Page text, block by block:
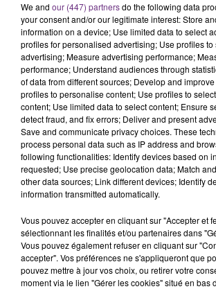
7 août 2026
LA CENTRALE NUCLÉAIRE DE
TOUJOURS À L'ARRÊT
Cela fait déjà une semaine que la
nucléaire ardennaise est à l'arrêt.
justifiée par la sécheresse intense
présente.
7 août 2026
LE MAGASIN JOUÉCLUB DE
SES PORTES
We and our (447) partnersdo the following data
your consent and/or our legitimate interest: Store
information on a device; Use limited data to select
profiles for personalised advertising; Use profiles
advertising; Measure advertising performance;
performance; Understand audiences through
of data from different sources; Develop and
profiles to personalise content; Use profiles to
content; Use limited data to select content; Ensure
detect fraud, and fix errors; Deliver and present
Save and communicate privacy choices. These
process personal data such as IP address and
following functionalities: Identify devices based on
requested; Use precise geolocation data; Match
other data sources; Link different devices; Identify
information transmitted automatically.
Vous pouvez accepter en cliquant sur "Accepter et
sélectionnant les finalités et/ou partenaires dans
Vous pouvez également refuser en cliquant sur
accepter". Vos préférences ne s'appliqueront que
pouvez mettre à jour vos choix, ou retirer votre
moment via le lien "Gérer les cookies" situé en bas